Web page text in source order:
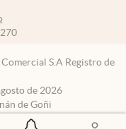
S.A Registro de
de 2026
de Goñi